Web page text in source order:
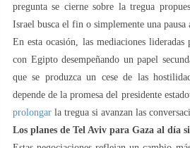
pregunta se cierne sobre la tregua
Israel busca el fin o simplemente una pausa
En esta ocasión, las mediaciones lideradas
con Egipto desempeñando un papel
que se produzca un cese de las
depende de la promesa del presidente
prolongar la tregua si avanzan las
Los planes de Tel Aviv para Gaza al día